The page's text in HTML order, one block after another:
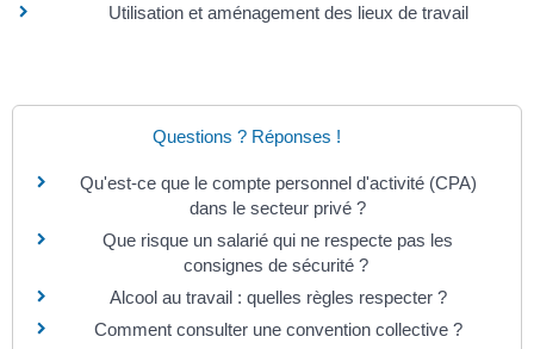
Utilisation et aménagement des lieux de travail
Questions ? Réponses !
Qu'est-ce que le compte personnel d'activité (CPA)
dans le secteur privé ?
Que risque un salarié qui ne respecte pas les
consignes de sécurité ?
Alcool au travail : quelles règles respecter ?
Comment consulter une convention collective ?